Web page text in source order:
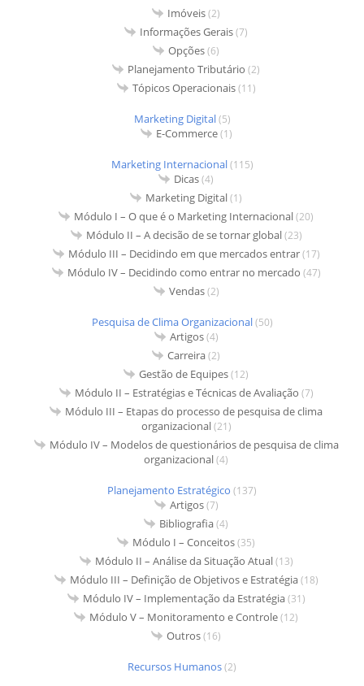
Imóveis(2)
Informações Gerais(7)
Opções(6)
Planejamento Tributário (2)
Tópicos Operacionais(11)
Marketing Digital(5)
E-Commerce(1)
Marketing Internacional(115)
Dicas(4)
Marketing Digital(1)
Módulo I – O que é o Marketing Internacional(20)
Módulo II – A decisão de se tornar global(23)
Módulo III – Decidindo em que mercados entrar(17)
Módulo IV – Decidindo como entrar no mercado (47)
Vendas(2)
Pesquisa de Clima Organizacional(50)
Artigos(4)
Carreira(2)
Gestão de Equipes(12)
Módulo II – Estratégias e Técnicas de Avaliação (7)
Módulo III – Etapas do processo de pesquisa de clima
organizacional(21)
Módulo IV – Modelos de questionários de pesquisa de clima
organizacional(4)
Planejamento Estratégico (137)
Artigos(7)
Bibliografia(4)
Módulo I – Conceitos(35)
Módulo II – Análise da Situação Atual(13)
Módulo III – Definição de Objetivos e Estratégia(18)
Módulo IV – Implementação da Estratégia(31)
Módulo V – Monitoramento e Controle(12)
Outros(16)
Recursos Humanos(2)